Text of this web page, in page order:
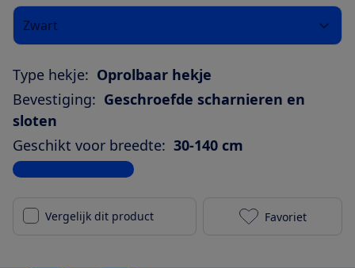
Zwart
Type hekje: Oprolbaar hekje
Bevestiging: Geschroefde scharnieren en
sloten
Geschikt voor breedte: 30-140 cm
Bekijk alle specificaties
Vergelijk dit product ADSafety
Favoriet